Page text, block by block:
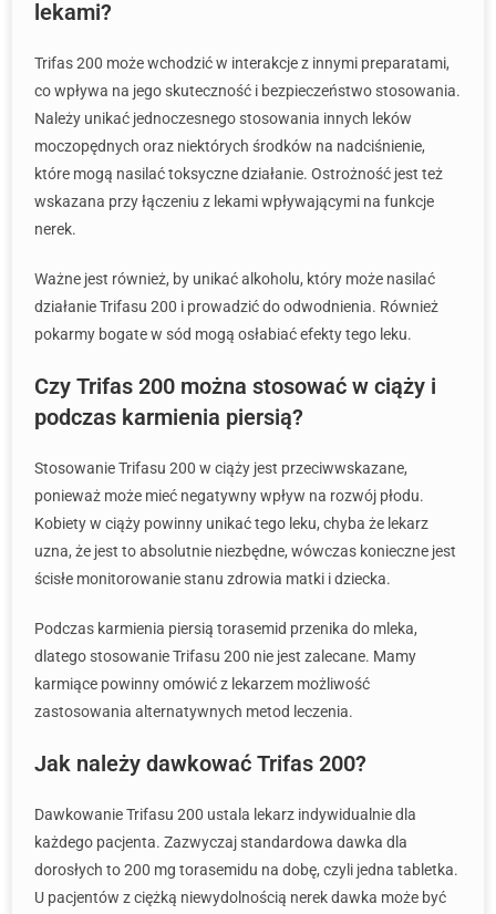
lekami?
Trifas 200 może wchodzić w interakcje z innymi preparatami,
co wpływa na jego skuteczność i bezpieczeństwo stosowania.
Należy unikać jednoczesnego stosowania innych leków
moczopędnych oraz niektórych środków na nadciśnienie,
które mogą nasilać toksyczne działanie. Ostrożność jest też
wskazana przy łączeniu z lekami wpływającymi na funkcje
nerek.
Ważne jest również, by unikać alkoholu, który może nasilać
działanie Trifasu 200 i prowadzić do odwodnienia. Również
pokarmy bogate w sód mogą osłabiać efekty tego leku.
Czy Trifas 200 można stosować w ciąży i
podczas karmienia piersią?
Stosowanie Trifasu 200 w ciąży jest przeciwwskazane,
ponieważ może mieć negatywny wpływ na rozwój płodu.
Kobiety w ciąży powinny unikać tego leku, chyba że lekarz
uzna, że jest to absolutnie niezbędne, wówczas konieczne jest
ścisłe monitorowanie stanu zdrowia matki i dziecka.
Podczas karmienia piersią torasemid przenika do mleka,
dlatego stosowanie Trifasu 200 nie jest zalecane. Mamy
karmiące powinny omówić z lekarzem możliwość
zastosowania alternatywnych metod leczenia.
Jak należy dawkować Trifas 200?
Dawkowanie Trifasu 200 ustala lekarz indywidualnie dla
każdego pacjenta. Zazwyczaj standardowa dawka dla
dorosłych to 200 mg torasemidu na dobę, czyli jedna tabletka.
U pacjentów z ciężką niewydolnością nerek dawka może być